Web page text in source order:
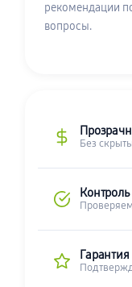
рекомендации
вопросы.
Без
Контроль